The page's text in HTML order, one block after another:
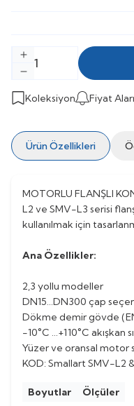
Koleksiyon Fiyat
Ürün Özellikleri
MOTORLU FLANŞLI
L2 ve SMV-L3 serisi
kullanılmak için
Ana Özellikler:
2,3 yollu modeller
DN15…DN300 çap
Dökme demir gövde
-10°C …+110°C akışkan
Yüzer ve oransal motor
KOD: Smallart SMV-L2
Boyutlar
Ölçüler